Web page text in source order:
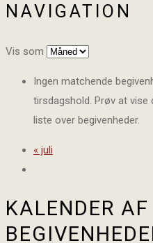
NAVIGATION
Vis som
Ingen matchende
tirsdagshold. Prøv at
liste over begivenheder.
« juli
KALENDER AF